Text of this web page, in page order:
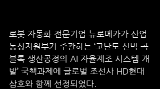
로봇 자동화 전문기업 뉴로메카가 산업
통상자원부가 주관하는 ‘고난도 선박 곡
블록 생산공정의 AI 자율제조 시스템 개
발’ 국책과제에 글로벌 조선사 HD현대
삼호와 함께 선정되었다.